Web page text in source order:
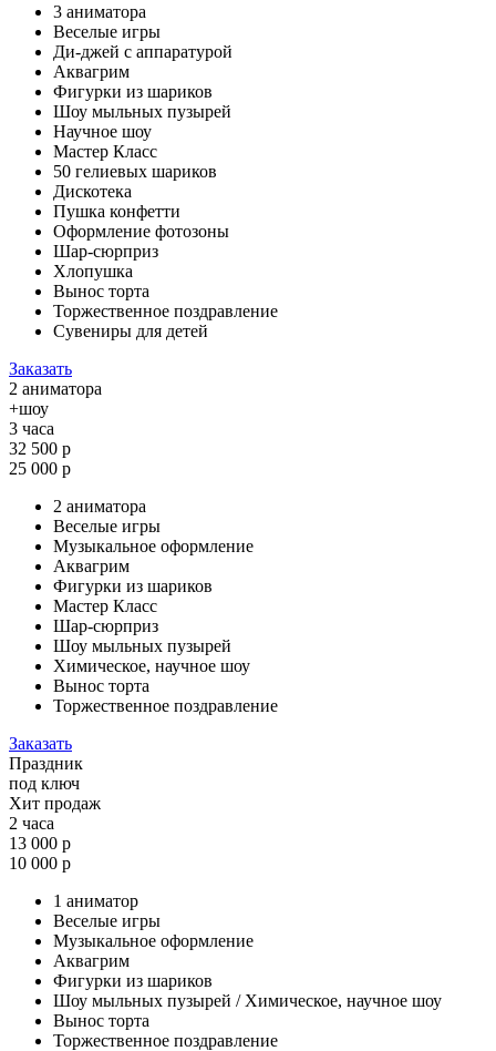
3 аниматора
Веселые игры
Ди-джей с аппаратурой
Аквагрим
Фигурки из шариков
Шоу мыльных пузырей
Научное шоу
Мастер Класс
50 гелиевых шариков
Дискотека
Пушка конфетти
Оформление фотозоны
Шар-сюрприз
Хлопушка
Вынос торта
Торжественное поздравление
Сувениры для детей
Заказать
2 аниматора
+шоу
3 часа
32 500 р
25 000 р
2 аниматора
Веселые игры
Музыкальное оформление
Аквагрим
Фигурки из шариков
Мастер Класс
Шар-сюрприз
Шоу мыльных пузырей
Химическое, научное шоу
Вынос торта
Торжественное поздравление
Заказать
Праздник
под ключ
Хит продаж
2 часа
13 000 р
10 000 р
1 аниматор
Веселые игры
Музыкальное оформление
Аквагрим
Фигурки из шариков
Шоу мыльных пузырей / Химическое, научное шоу
Вынос торта
Торжественное поздравление